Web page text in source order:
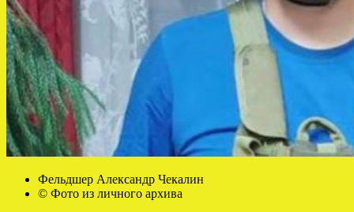
Фельдшер Александр Чекалин
© Фото из личного архива